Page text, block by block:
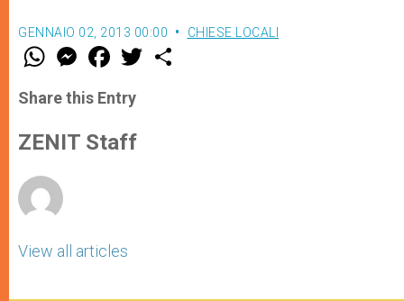
GENNAIO 02, 2013 00:00 CHIESE LOCALI
W
t
s
p
p
M
e
s
e
g
e
F
a
e
b
o
k
w
Share this Entry
ZENIT Staff
View all articles